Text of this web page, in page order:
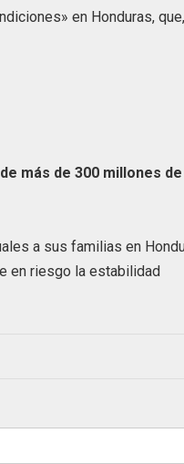
en Honduras,
más de 300 millones de
a sus familias en
en riesgo la estabilidad